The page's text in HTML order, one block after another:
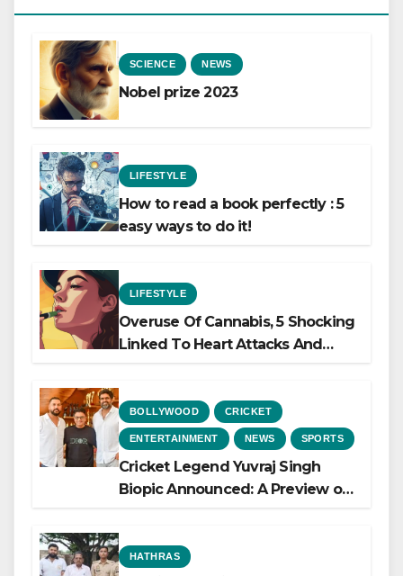
SCIENCE NEWS
Nobel prize 2023
LIFESTYLE
How to read a book perfectly : 5
easy ways to do it!
LIFESTYLE
Overuse Of Cannabis, 5 Shocking
Linked To Heart Attacks And
BOLLYWOOD CRICKET
ENTERTAINMENT NEWS SPORTS
Cricket Legend Yuvraj Singh
Biopic Announced: A Preview of
HATHRAS